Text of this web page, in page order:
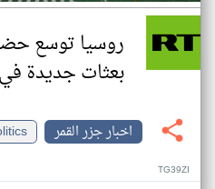
روسيا توسع
بعثات جديدة في 4 دول أفريقية
اخبار جزر القمر
TG39ZI